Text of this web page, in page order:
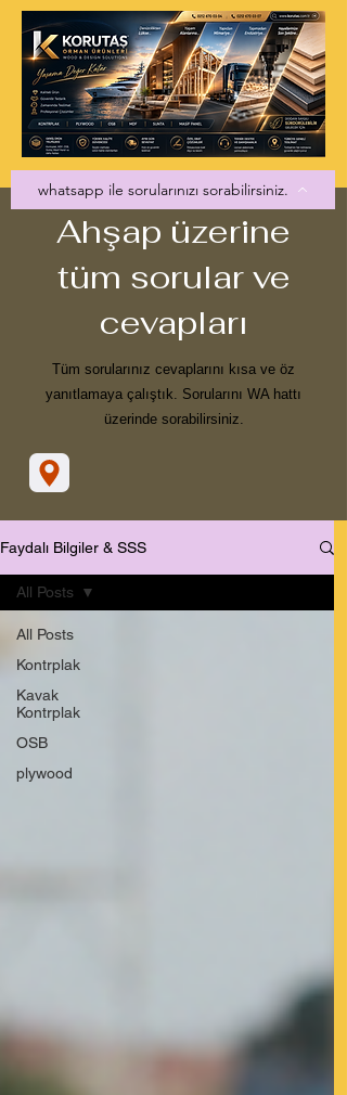
whatsapp ile sorularınızı sorabilirsiniz.
Ahşap üzerine
tüm sorular ve
cevapları
Tüm sorularınız cevaplarını kısa ve öz
yanıtlamaya çalıştık. Sorularını WA hattı
üzerinde sorabilirsiniz.
Faydalı Bilgiler & SSS
All Posts
Kontrplak
Kavak
Kontrplak
OSB
plywood
All Posts